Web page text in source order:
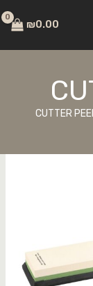
₪0.00
CUTTER